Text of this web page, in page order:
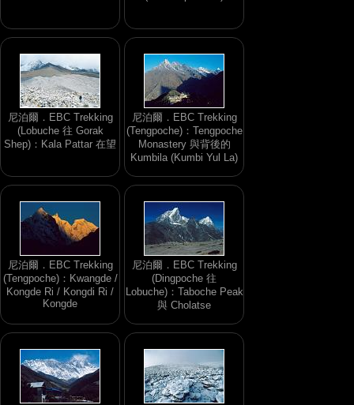
尼泊爾．EBC Trekking
(Lobuche 往 Gorak
Shep)：Kala Pattar 在望
尼泊爾．EBC Trekking
(Tengpoche)：Tengpoche
Monastery 與背後的
Kumbila (Kumbi Yul La)
尼泊爾．EBC Trekking
(Tengpoche)：Kwangde /
Kongde Ri / Kongdi Ri /
Kongde
尼泊爾．EBC Trekking
(Dingpoche 往
Lobuche)：Taboche Peak
與 Cholatse